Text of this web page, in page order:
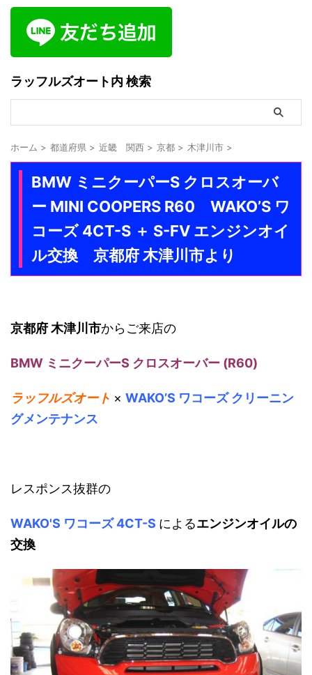
ラッフルズオート内 検索
ホーム > 都道府県 > 近畿 関西 > 京都 > 木津川市 >
BMW ミニクーパーS クロスオーバ
ー MINI COOPERS R60 WAKO’S ワ
コーズ 4CT-S ＋ S-FV エンジンオイ
ル交換 京都府 木津川市より
京都府 木津川市からご来店の
BMW ミニクーパーS クロスオーバー (R60)
ラッフルズオート × WAKO’S ワコーズ クリーニン
グメンテナンス
レスポンス抜群の
WAKO'S ワコーズ 4CT-S によるエンジンオイルの
交換